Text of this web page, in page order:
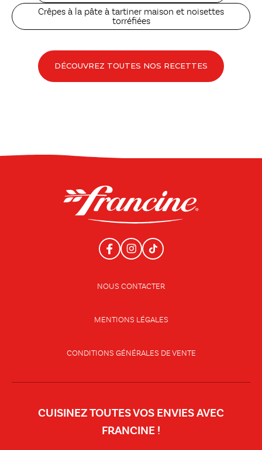
Crêpes à la pâte à tartiner maison et noisettes
torréfiées
DÉCOUVREZ TOUTES NOS RECETTES
NOUS CONTACTER
MENTIONS LÉGALES
CONDITIONS GÉNÉRALES DE VENTE
CUISINEZ TOUTES VOS ENVIES AVEC
FRANCINE !